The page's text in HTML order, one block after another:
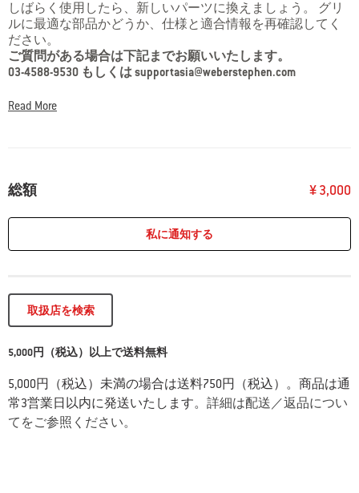
しばらく使用したら、新しいパーツに換えましょう。 グリ
ルに最適な部品かどうか、仕様と適合情報を再確認してく
ださい。
ご質問がある場合は下記までお願いいたします。
03-4588-9530 もしくは supportasia@weberstephen.com
Read More
総額 ¥ 3,000
私に通知する
取扱店を検索
5,000円（税込）以上で送料無料
5,000円（税込）未満の場合は送料750円（税込）。商品は通
常3営業日以内に発送いたします。 詳細は配送／返品につい
てをご参照ください。